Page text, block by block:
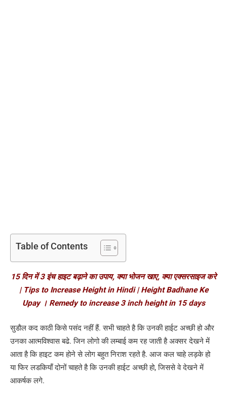
Table of Contents
15 दिन में 3 इंच हाइट बढ़ाने का उपाय, क्या भोजन खाए, क्या एक्सरसाइज करे
| Tips to Increase Height in Hindi | Height Badhane Ke
Upay । Remedy to increase 3 inch height in 15 days
सुडाैल कद काठी किसे पसंद नहीं हैं. सभी चाहते है कि उनकी हाईट अच्छी हो और
उनका आत्मविश्वास बढे. जिन लोगो की लम्बाई कम रह जाती है अक्सर देखने में
आता है कि हाइट कम हाेने से लोग बहुत निराश रहते है. आज कल चाहे लड़के हो
या फिर लडकियाँ दोनों चाहते है कि उनकी हाईट अच्छी हो, जिससे वे देखने में
आकर्षक लगे.